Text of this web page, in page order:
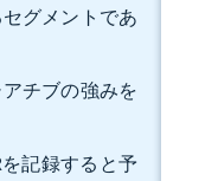
グメントであ
チブの強みを
記録すると予